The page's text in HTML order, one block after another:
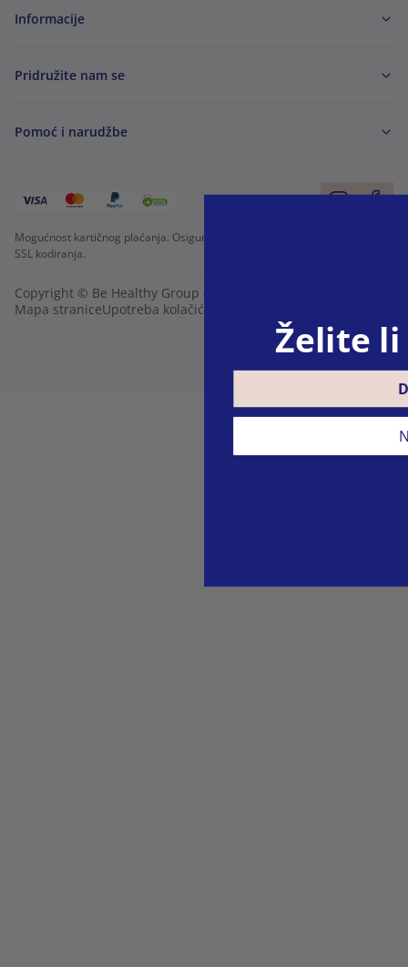
Informacije
Pridružite nam se
Pomoć i narudžbe
Mogućnost kartičnog plaćanja. Osigurana zaštita osobnih podataka preko
SSL kodiranja.
Copyright © Be Healthy Group d.o.o. 2012 - 2026
Mapa straniceUpotreba kolačića
Želite li